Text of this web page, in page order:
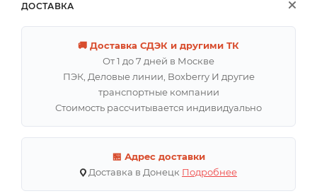
ДОСТАВКА
🚚 Доставка СДЭК и другими ТК
От 1 до 7 дней в Москве
ПЭК, Деловые линии, Boxberry И другие
транспортные компании
Стоимость рассчитывается индивидуально
🏪 Адрес доставки
Доставка в Донецк Подробнее